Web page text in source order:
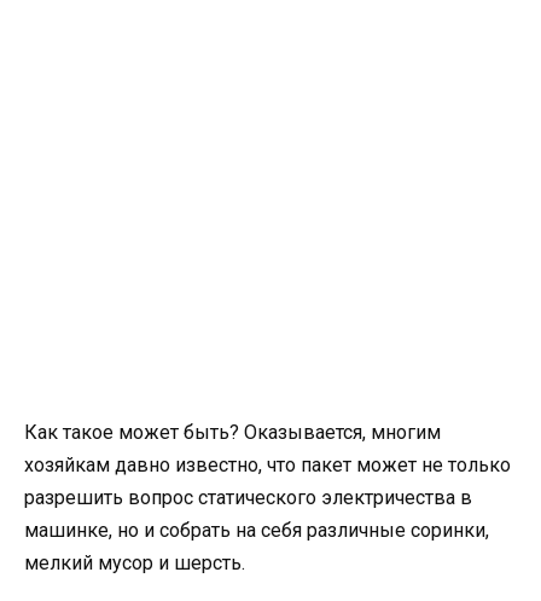
Как такое может быть? Оказывается, многим
хозяйкам давно известно, что пакет может не только
разрешить вопрос статического электричества в
машинке, но и собрать на себя различные соринки,
мелкий мусор и шерсть.